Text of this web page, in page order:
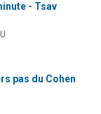
- Tsav
pas du Cohen